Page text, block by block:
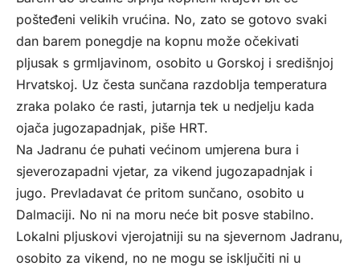
pošteđeni velikih vrućina. No, zato se gotovo svaki
dan barem ponegdje na kopnu može očekivati
pljusak s grmljavinom, osobito u Gorskoj i središnjoj
Hrvatskoj. Uz česta sunčana razdoblja temperatura
zraka polako će rasti, jutarnja tek u nedjelju kada
ojača jugozapadnjak, piše HRT.
Na Jadranu će puhati većinom umjerena bura i
sjeverozapadni vjetar, za vikend jugozapadnjak i
jugo. Prevladavat će pritom sunčano, osobito u
Dalmaciji. No ni na moru neće bit posve stabilno.
Lokalni pljuskovi vjerojatniji su na sjevernom Jadranu,
osobito za vikend, no ne mogu se isključiti ni u